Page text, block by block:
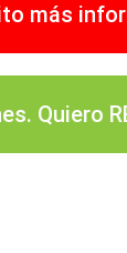
más
Quiero